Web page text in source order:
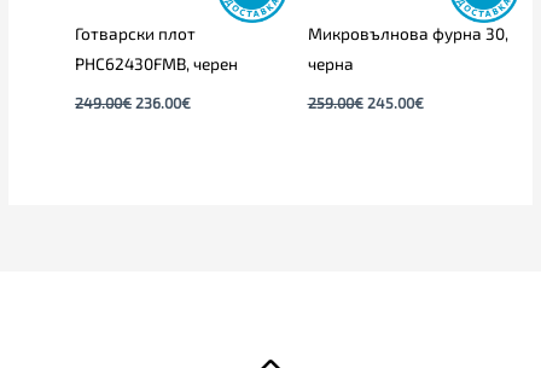
Готварски плот
PHC62430FMB, черен
249.00€ 236.00€
Микровълнова фурна 30,
черна
259.00€ 245.00€